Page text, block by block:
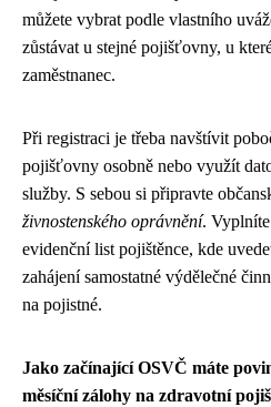
můžete vybrat podle vlastního
zůstávat u stejné pojišťovny, u
zaměstnanec.
Při registraci je třeba navštívit
pojišťovny osobně nebo využít
služby. S sebou si připravte
živnostenského oprávnění.
evidenční list pojištěnce, kde
zahájení samostatné výdělečné
na pojistné.
Jako začínající OSVČ máte
měsíční zálohy na zdravotní